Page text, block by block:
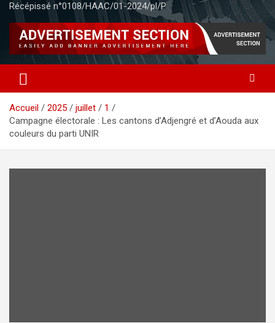
Récépissé n°0108/HAAC/01-2024/pl/P
Accueil 2025 juillet
1
Campagne électorale : Les cantons d’Adjengré et d’Aouda aux
couleurs du parti UNIR